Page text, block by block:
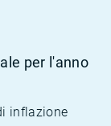
per l'anno
inflazione